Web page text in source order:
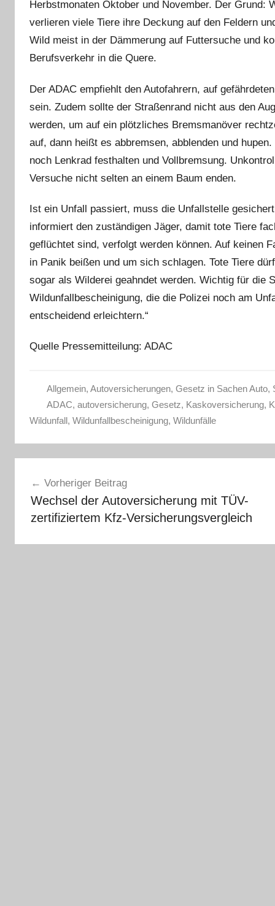
Herbstmonaten Oktober und November. Der
verlieren viele Tiere ihre Deckung auf den Feldern
Wild meist in der Dämmerung auf Futtersuche und
Berufsverkehr in die Quere.
Der ADAC empfiehlt den Autofahrern, auf
sein. Zudem sollte der Straßenrand nicht aus den
werden, um auf ein plötzliches Bremsmanöver
auf, dann heißt es abbremsen, abblenden und
noch Lenkrad festhalten und Vollbremsung.
Versuche nicht selten an einem Baum enden.
Ist ein Unfall passiert, muss die Unfallstelle
informiert den zuständigen Jäger, damit tote Tiere
geflüchtet sind, verfolgt werden können. Auf keinen
in Panik beißen und um sich schlagen. Tote Tiere
sogar als Wilderei geahndet werden. Wichtig für die
Wildunfallbescheinigung, die die Polizei noch am
entscheidend erleichtern.“
Quelle Pressemitteilung: ADAC
Allgemein, Autoversicherungen, Gesetz in Sachen Auto,
ADAC, autoversicherung, Gesetz, Kaskoversicherung,
Wildunfall, Wildunfallbescheinigung, Wildunfälle
Vorheriger Beitrag
Wechsel der Autoversicherung mit TÜV-
zertifiziertem Kfz-Versicherungsvergleich